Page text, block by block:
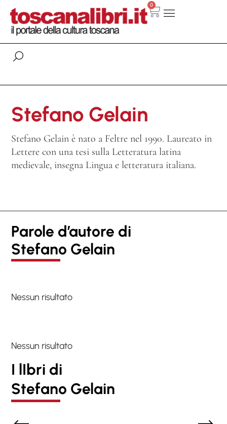
0
Stefano Gelain
Stefano Gelain è nato a Feltre nel 1990. Laureato in
Lettere con una tesi sulla Letteratura latina
medievale, insegna Lingua e letteratura italiana.
Parole d’autore di
Stefano Gelain
Nessun risultato
Nessun risultato
I lIbri di
Stefano Gelain